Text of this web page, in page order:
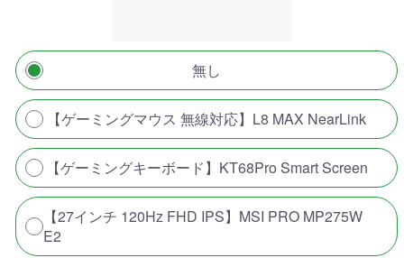
無し
【ゲーミングマウス 無線対応】L8 MAX NearLink
【ゲーミングキーボード】KT68Pro Smart Screen
【27インチ 120Hz FHD IPS】MSI PRO MP275W
E2